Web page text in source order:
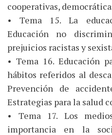
cooperativas,
• Tema 15. La
Educación no
prejuicios racistas y
• Tema 16. Educación
hábitos referidos al
Prevención de
Estrategias para la salud
• Tema 17. Los
importancia en la